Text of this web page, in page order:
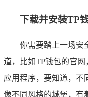
下载并安装TP
你需要踏上一场安
道，比如TP钱包的官
应用程序，要知道，不
像不同风格的城堡，有